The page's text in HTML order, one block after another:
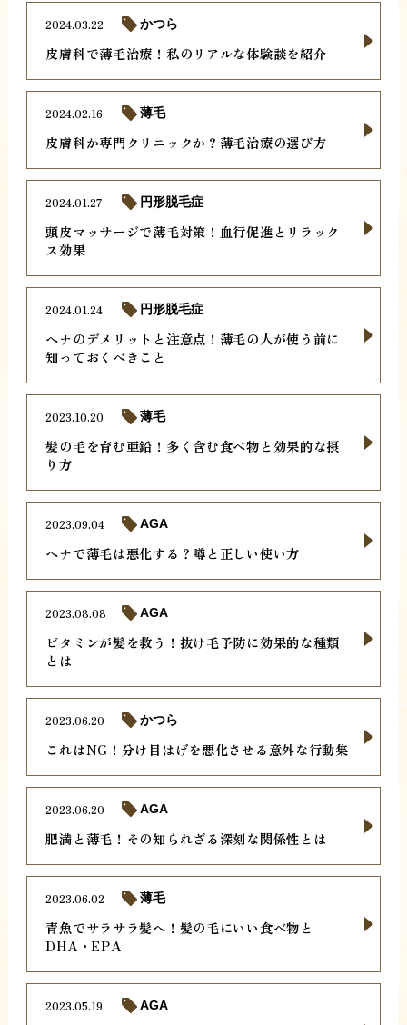
皮膚科で薄毛治療！私のリアルな体験談を紹介
2024.03.22 かつら
皮膚科か専門クリニックか？薄毛治療の選び方
2024.02.16 薄毛
頭皮マッサージで薄毛対策！血行促進とリラック
ス効果
2024.01.27 円形脱毛症
ヘナのデメリットと注意点！薄毛の人が使う前に
知っておくべきこと
2024.01.24 円形脱毛症
髪の毛を育む亜鉛！多く含む食べ物と効果的な摂
り方
2023.10.20 薄毛
ヘナで薄毛は悪化する？噂と正しい使い方
2023.09.04 AGA
ビタミンが髪を救う！抜け毛予防に効果的な種類
とは
2023.08.08 AGA
これはNG！分け目はげを悪化させる意外な行動集
2023.06.20 かつら
肥満と薄毛！その知られざる深刻な関係性とは
2023.06.20 AGA
青魚でサラサラ髪へ！髪の毛にいい食べ物と
DHA・EPA
2023.06.02 薄毛
2023.05.19 AGA